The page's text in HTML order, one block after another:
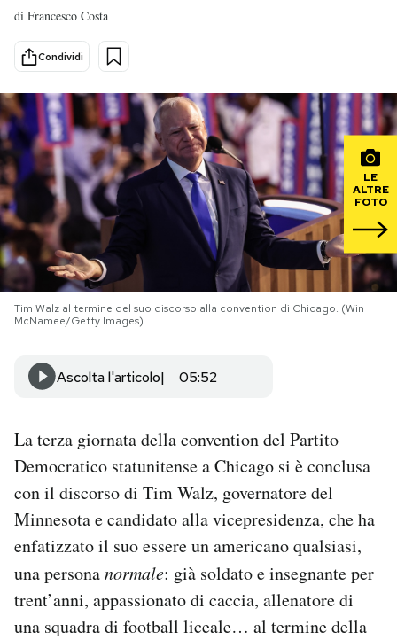
Economia
Sport
PODCAST
NEWSLETTER
I MIEI PREFERITI
SHOP
Area Personale
Newsletter
Notifiche mobile
Regala il Post
Hai bisogno di aiuto?
di Francesco Costa
Condividi
LE
ALTRE
FOTO
Tim Walz al termine del suo discorso alla convention di Chicago. (Win
McNamee/Getty Images)
Ascolta l'articolo 05:52
La terza giornata della convention del Partito
Democratico statunitense a Chicago si è conclusa
con il discorso di Tim Walz, governatore del
Minnesota e candidato alla vicepresidenza, che ha
enfatizzato il suo essere un americano qualsiasi,
una personanormale: già soldato e insegnante per
trent’anni, appassionato di caccia, allenatore di
una squadra di football liceale… al termine della